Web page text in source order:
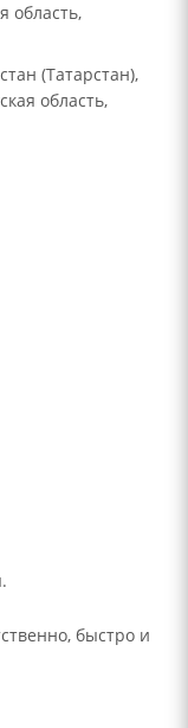
область,
(Татарстан),
область,
быстро и